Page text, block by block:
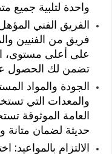
واحدة لتلبية جميع
الفريق الفني
فريق من الفنيين
على أعلى مستوى،
تضمن لك الحصول
الجودة والمواد
والمعدات التي
العامة الموثوقة
حديثة لضمان متانة
الالتزام بالمواعيد: